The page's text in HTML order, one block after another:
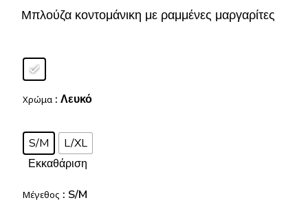
Μπλούζα κοντομάνικη με ραμμένες μαργαρίτες
Χρώμα : Λευκό
Μέγεθος : S/M
S/M
L/XL
Εκκαθάριση